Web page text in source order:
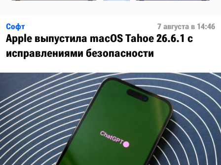
Софт 7 августа в 14:46
Apple выпустила macOS Tahoe 26.6.1 с
исправлениями безопасности